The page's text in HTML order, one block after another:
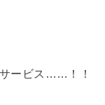
ービス……！！